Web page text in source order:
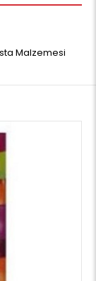
Malzemesi